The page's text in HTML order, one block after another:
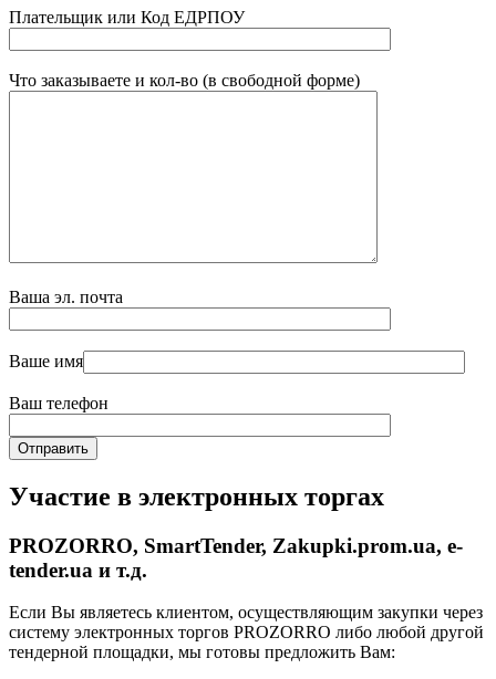
Плательщик или Код ЕДРПОУ
Что заказываете и кол-во (в свободной форме)
Ваша эл. почта
Ваше имя
Ваш телефон
Участие в электронных торгах
PROZORRO, SmartTender, Zakupki.prom.ua, e-
tender.ua и т.д.
Если Вы являетесь клиентом, осуществляющим закупки через
систему электронных торгов PROZORRO либо любой другой
тендерной площадки, мы готовы предложить Вам: